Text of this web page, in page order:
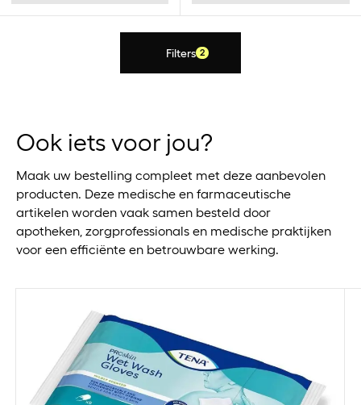
Filters 2
Ook iets voor jou?
Maak uw bestelling compleet met deze aanbevolen
producten. Deze medische en farmaceutische
artikelen worden vaak samen besteld door
apotheken, zorgprofessionals en medische praktijken
voor een efficiënte en betrouwbare werking.